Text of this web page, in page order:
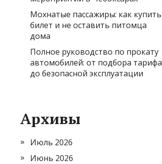
Мохнатые пассажиры: как купить
билет и не оставить питомца
дома
Полное руководство по прокату
автомобилей: от подбора тарифа
до безопасной эксплуатации
Архивы
Июль 2026
Июнь 2026